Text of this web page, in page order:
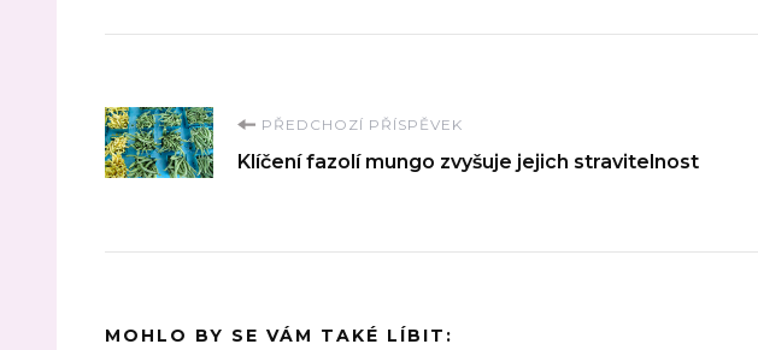
Navigace
příspěvku
PŘEDCHOZÍ PŘÍSPĚVEK
Klíčení fazolí mungo zvyšuje jejich stravitelnost
MOHLO BY SE VÁM TAKÉ LÍBIT: